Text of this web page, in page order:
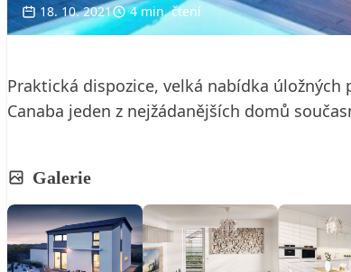
18. 10. 2021 4 min. čtení
Praktická dispozice, velká nabídka
Canaba jeden z nejžádanějších domů
Galerie